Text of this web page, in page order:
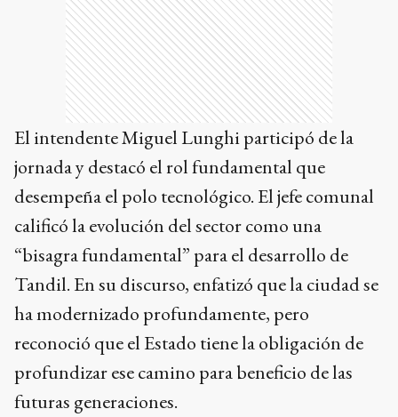
El intendente Miguel Lunghi participó de la
jornada y destacó el rol fundamental que
desempeña el polo tecnológico. El jefe comunal
calificó la evolución del sector como una
“bisagra fundamental” para el desarrollo de
Tandil. En su discurso, enfatizó que la ciudad se
ha modernizado profundamente, pero
reconoció que el Estado tiene la obligación de
profundizar ese camino para beneficio de las
futuras generaciones.